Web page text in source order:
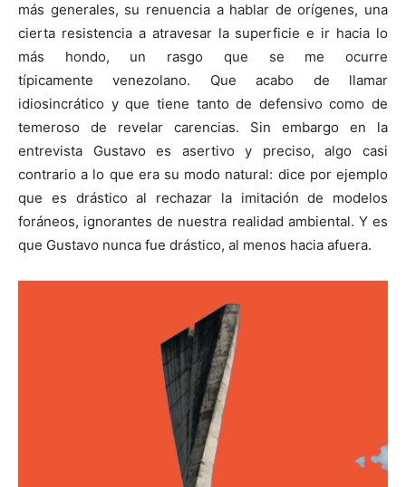
más generales, su renuencia a hablar de orígenes, una
cierta resistencia a atravesar la superficie e ir hacia lo
más hondo, un rasgo que se me ocurre
típicamente venezolano. Que acabo de llamar
idiosincrático y que tiene tanto de defensivo como de
temeroso de revelar carencias. Sin embargo en la
entrevista Gustavo es asertivo y preciso, algo casi
contrario a lo que era su modo natural: dice por ejemplo
que es drástico al rechazar la imitación de modelos
foráneos, ignorantes de nuestra realidad ambiental. Y es
que Gustavo nunca fue drástico, al menos hacia afuera.